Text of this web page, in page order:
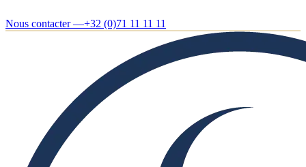
Nous contacter —+32 (0)71 11 11 11